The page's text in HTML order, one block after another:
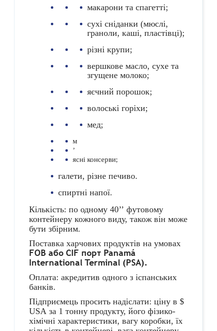
макарони та спагетті;
сухі сніданки (мюслі,
граноли, каші, пластівці);
різні крупи;
вершкове масло, сухе та
згущене молоко;
яєчний порошок;
волоські горіхи;
мед;
м
’
ясні консерви;
галети, різне печиво.
спиртні напої.
Кількість: по одному 40’’ футовому
контейнеру кожного виду, також він може
бути збірним.
Поставка харчових продуктів на умовах
FОB або CIF порт Panamá
International Terminal (PSA).
Оплата: акредитив одного з іспанських
банків.
Підприємець просить надіслати: ціну в $
USA за 1 тонну продукту, його фізико-
хімічні характеристики, вагу коробки, їх